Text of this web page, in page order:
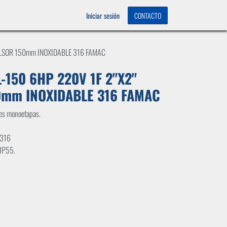
Iniciar sesión CONTACTO
150mm INOXIDABLE 316 FAMAC
150 6HP 220V 1F 2"X2"
INOXIDABLE 316 FAMAC
monoetapas.